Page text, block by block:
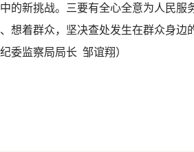
的新挑战。三要有全心全意为人民
想着群众，坚决查处发生在群众身
委监察局局长 邹谊翔）